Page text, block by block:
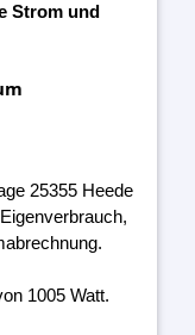
Strom und
25355 Heede
1005 Watt.